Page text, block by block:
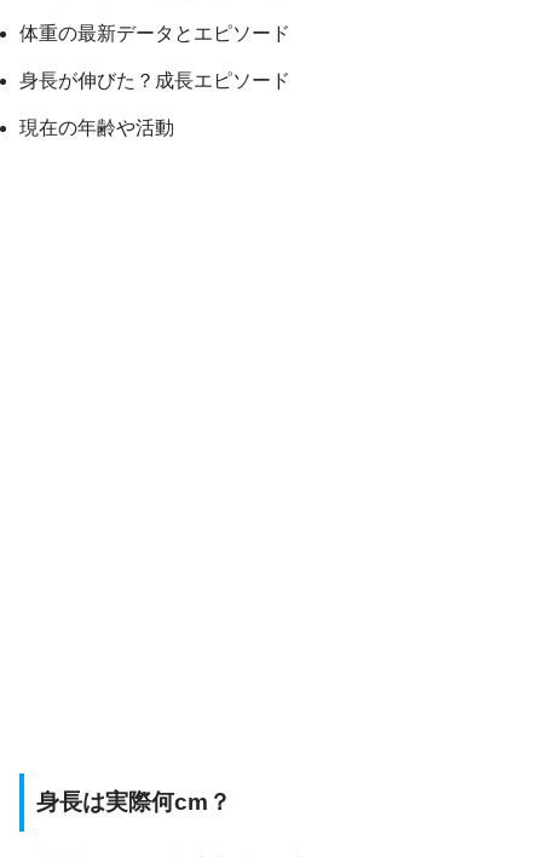
体重の最新データとエピソード
身長が伸びた？成長エピソード
現在の年齢や活動
身長は実際何cm？